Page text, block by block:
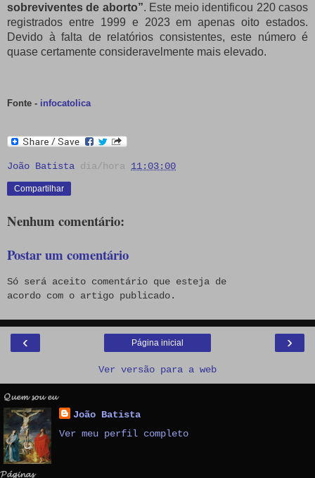
sobreviventes de aborto”. Este meio identificou 220 casos
registrados entre 1999 e 2023 em apenas oito estados.
Devido à falta de relatórios consistentes, este número é
quase certamente consideravelmente mais elevado.
Fonte - infocatolica
João Batista dia/hora 11:03:00
Compartilhar
Nenhum comentário:
Postar um comentário
Só será aceito comentário que esteja de
acordo com o artigo publicado.
‹ ›
Página inicial
Ver versão para a web
𝓠𝓾𝓮𝓶 𝓼𝓸𝓾 𝓮𝓾
João Batista
Ver meu perfil completo
𝓟𝓪́𝓰𝓲𝓷𝓪𝓼